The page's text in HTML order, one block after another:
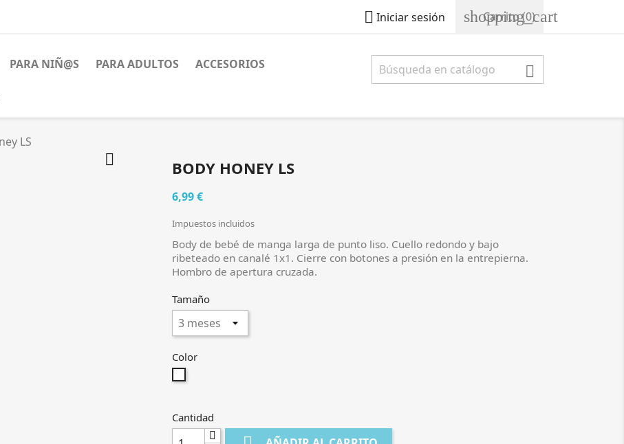
 Iniciar sesión shopping_cart
Carrito(0)
PARA NIÑ@S PARA ADULTOS ACCESORIOS 
LS
 BODY HONEY LS
6,99 €
Impuestos incluidos
Body de bebé de manga larga de punto liso. Cuello redondo y bajo
ribeteado en canalé 1x1. Cierre con botones a presión en la entrepierna.
Hombro de apertura cruzada.
Tamaño
Color
Cantidad